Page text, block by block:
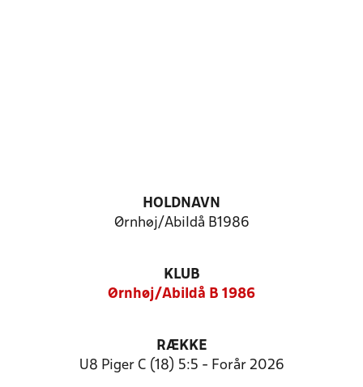
HOLDNAVN
Ørnhøj/Abildå B1986
KLUB
Ørnhøj/Abildå B 1986
RÆKKE
U8 Piger C (18) 5:5 - Forår 2026